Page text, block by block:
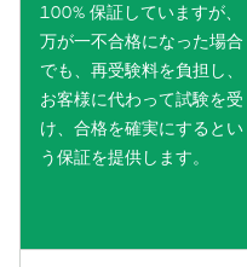
100% 保証していますが、
万が一不合格になった場合
でも、再受験料を負担し、
お客様に代わって試験を受
け、合格を確実にするとい
う保証を提供します。